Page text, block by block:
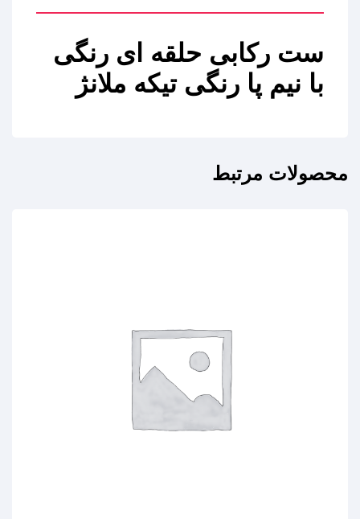
ست رکابی حلقه ای رنگی
با نیم پا رنگی تیکه ملانژ
محصولات مرتبط